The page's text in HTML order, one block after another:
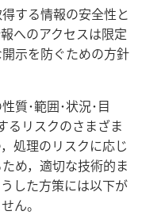
する情報の安全性と
へのアクセスは限定
示を防ぐための方針
質･範囲･状況･目
るリスクのさまざま
処理のリスクに応じ
め，適切な技術的ま
した方策には以下が
ん。